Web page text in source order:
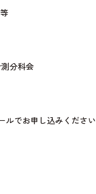
分科会
お申し込みくださ